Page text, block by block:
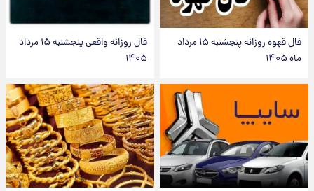
فال قهوه روزانه پنجشنبه ۱۵ مرداد
ماه ۱۴۰۵
فال روزانه واقعی پنجشنبه ۱۵ مرداد
۱۴۰۵